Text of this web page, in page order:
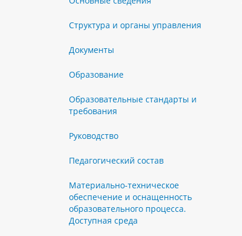
Структура и органы управления
Документы
Образование
Образовательные стандарты и
требования
Руководство
Педагогический состав
Материально-техническое
обеспечение и оснащенность
образовательного процесса.
Доступная среда